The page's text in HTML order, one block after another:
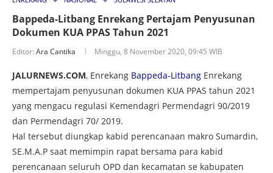
Bappeda-Litbang Enrekang Pertajam Penyusunan
Dokumen KUA PPAS Tahun 2021
Editor: Ara Cantika Minggu, 8 November 2020, 09:45 WIB
JALURNEWS.COM, Enrekang Bappeda-Litbang Enrekang
mempertajam penyusunan dokumen KUA PPAS tahun 2021
yang mengacu regulasi Kemendagri Permendagri 90/2019
dan Permendagri 70/ 2019.
Hal tersebut diungkap kabid perencanaan makro Sumardin,
SE.M.A.P saat memimpin rapat bersama para kabid
perencanaan seluruh OPD dan kecamatan se kabupaten